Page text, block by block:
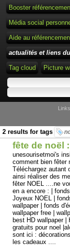
Booster
Média social
Aide au
actualités et liens
Tag cloud Picture
2 results for tags
fête de noël
unesourisetmoi's
comment bien fêter
Téléchargez autant
ainsi réaliser des
fêter NOEL ....ne
en a encore : |
Joyeux NOEL |
wallpaper | fonds
wallpaper free |
best HD wallpaper
gratuits pour noel
sont ici :
les cadeaux ....